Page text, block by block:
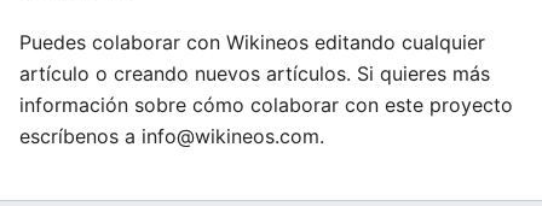
Puedes colaborar con Wikineos editando cualquier
artículo o creando nuevos artículos. Si quieres más
información sobre cómo colaborar con este proyecto
escríbenos a info@wikineos.com.